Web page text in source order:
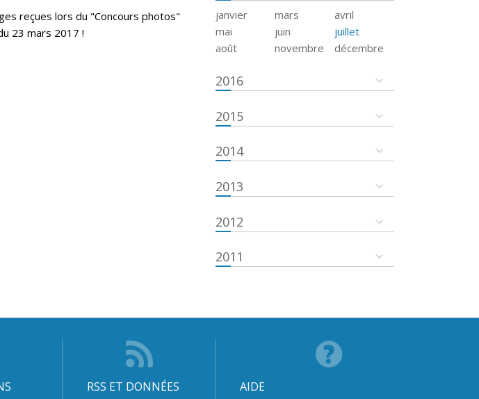
reçues lors du "Concours photos"
23 mars 2017 !
janvier mars
avril
mai
juin
juillet
août
novembre décembre
2016
2015
2014
2013
2012
2011
RSS ET DONNÉES AIDE